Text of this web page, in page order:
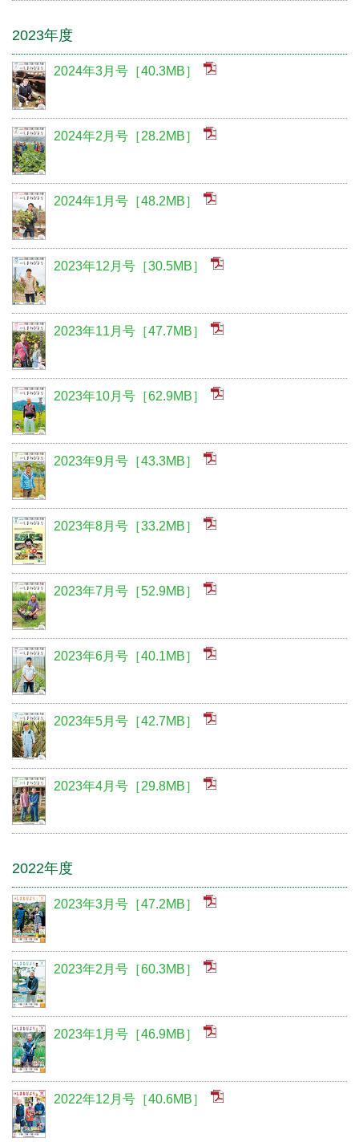
2023年度
2024年3月号［40.3MB］
2024年2月号［28.2MB］
2024年1月号［48.2MB］
2023年12月号［30.5MB］
2023年11月号［47.7MB］
2023年10月号［62.9MB］
2023年9月号［43.3MB］
2023年8月号［33.2MB］
2023年7月号［52.9MB］
2023年6月号［40.1MB］
2023年5月号［42.7MB］
2023年4月号［29.8MB］
2022年度
2023年3月号［47.2MB］
2023年2月号［60.3MB］
2023年1月号［46.9MB］
2022年12月号［40.6MB］